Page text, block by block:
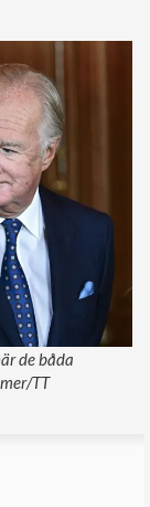
de båda
TT